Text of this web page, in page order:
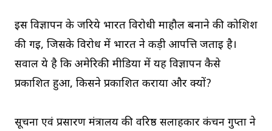
इस विज्ञापन के जरिये भारत विरोधी माहौल बनाने की कोशिश
की गई, जिसके विरोध में भारत ने कड़ी आपत्ति जताई है।
सवाल ये है कि अमेरिकी मीडिया में यह विज्ञापन कैसे
प्रकाशित हुआ, किसने प्रकाशित कराया और क्यों?
सूचना एवं प्रसारण मंत्रालय की वरिष्ठ सलाहकार कंचन गुप्ता ने